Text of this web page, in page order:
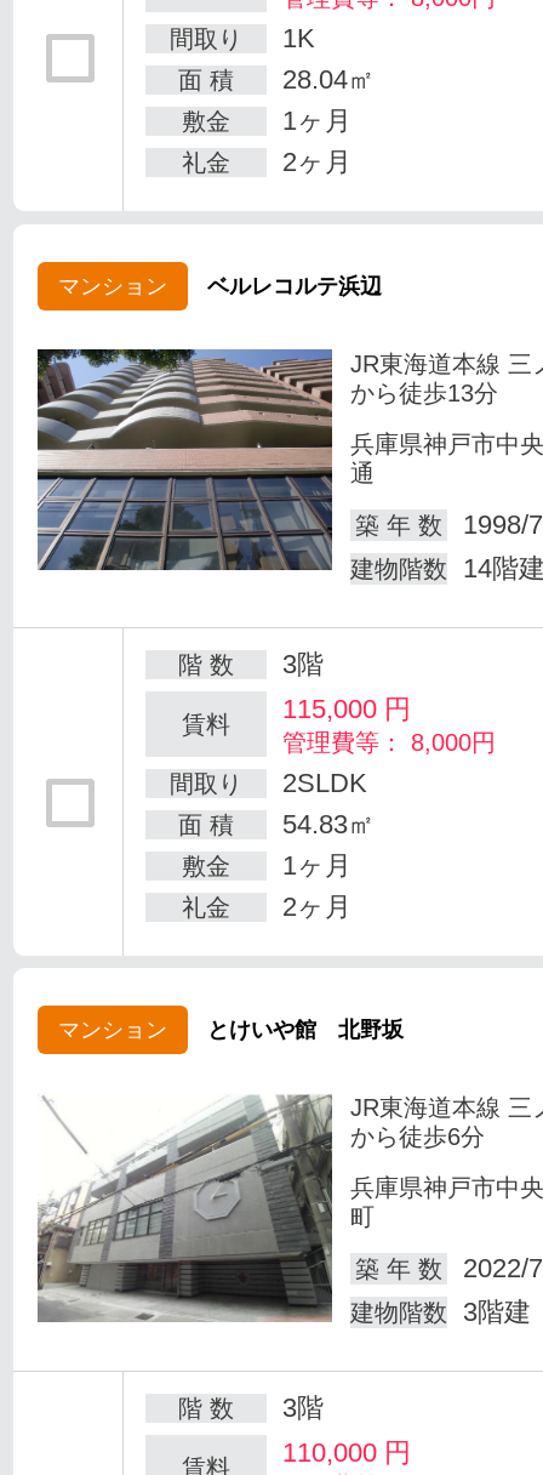
間取り
1K
面 積 28.04㎡
敷金 1ヶ月
礼金 2ヶ月
マンション ベルレコルテ浜辺
JR東海道本線 三
から徒歩13分
兵庫県神戸市中
通
築 年 数
1998/
建物階数 14階
階 数 3階
賃料 115,000 円
管理費等： 8,000円
間取り
2SLDK
面 積 54.83㎡
敷金 1ヶ月
礼金 2ヶ月
マンション とけいや館 北野坂
JR東海道本線 三
から徒歩6分
兵庫県神戸市中
町
築 年 数
2022/
建物階数 3階建
階 数 3階
賃料 110,000 円